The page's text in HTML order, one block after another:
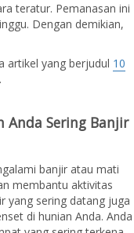
teratur. Pemanasan ini
Dengan demikian,
artikel yang berjudul 10
.
Anda Sering Banjir
banjir atau mati
membantu aktivitas
yang sering datang juga
di hunian Anda. Anda